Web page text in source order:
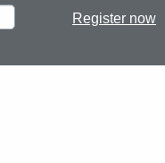
Register now